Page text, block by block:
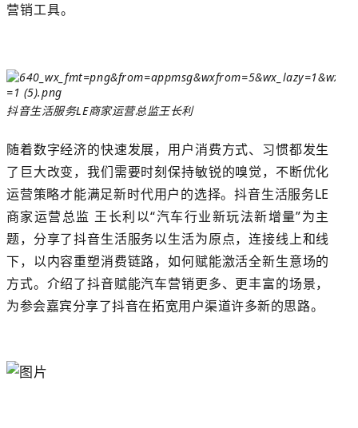
营销工具。
抖音生活服务LE商家运营总监王长利
随着数字经济的快速发展，用户消费方式、习惯都发生
了巨大改变，我们需要时刻保持敏锐的嗅觉，不断优化
运营策略才能满足新时代用户的选择。抖音生活服务LE
商家运营总监 王长利以“汽车行业新玩法新增量”为主
题，分享了抖音生活服务以生活为原点，连接线上和线
下，以内容重塑消费链路，如何赋能激活全新生意场的
方式。介绍了抖音赋能汽车营销更多、更丰富的场景，
为参会嘉宾分享了抖音在拓宽用户渠道许多新的思路。